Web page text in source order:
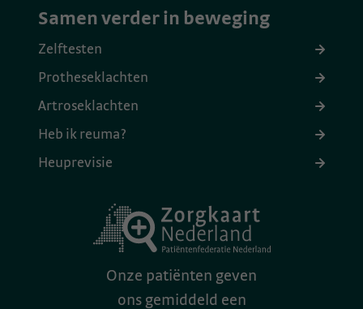
Samen verder in beweging
Zelftesten
Protheseklachten
Artroseklachten
Heb ik reuma?
Heuprevisie
Onze patiënten geven
ons gemiddeld een